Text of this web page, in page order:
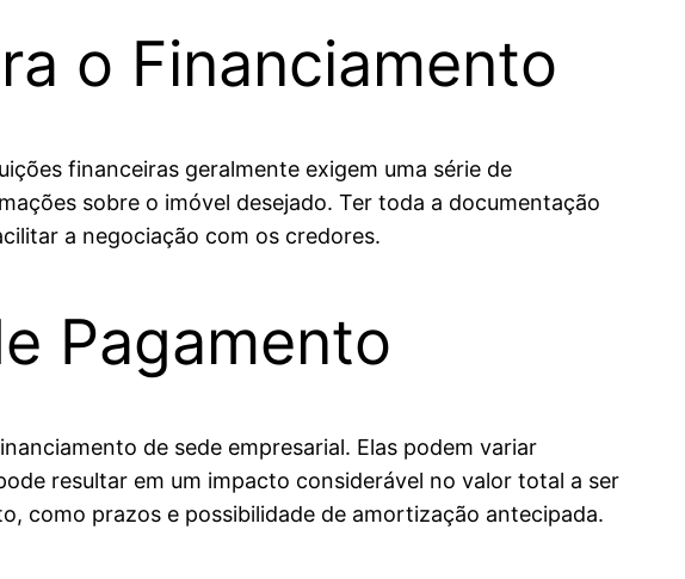
o Financiamento
financeiras geralmente exigem uma série de
sobre o imóvel desejado. Ter toda a documentação
a negociação com os credores.
Pagamento
de sede empresarial. Elas podem variar
resultar em um impacto considerável no valor total a ser
como prazos e possibilidade de amortização antecipada.